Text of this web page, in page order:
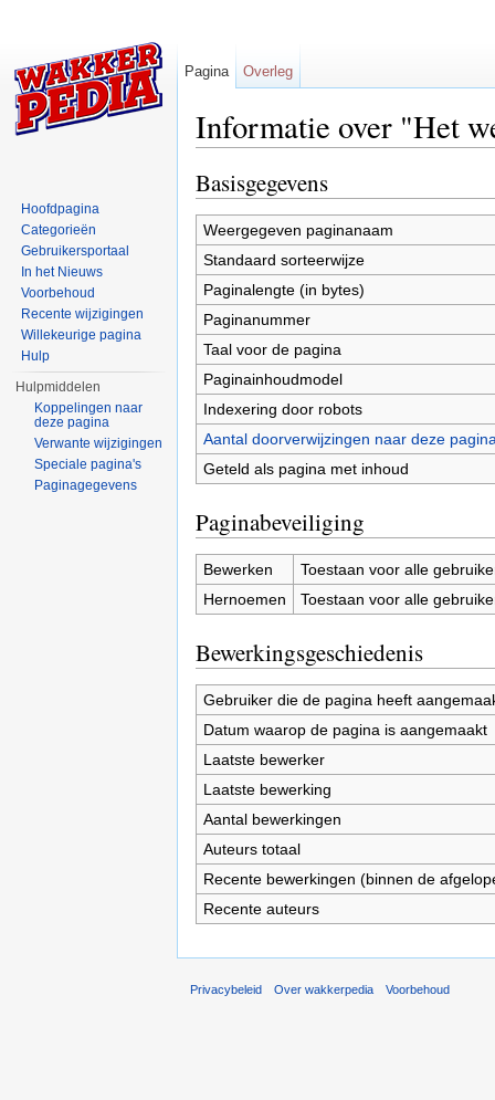
Informatie over "Het
Basisgegevens
Weergegeven paginanaam
Standaard sorteerwijze
Paginalengte (in bytes)
Paginanummer
Taal voor de pagina
Paginainhoudmodel
Indexering door robots
Aantal doorverwijzingen naar deze
Geteld als pagina met inhoud
Paginabeveiliging
Bewerken
Toestaan voor alle
Hernoemen
Toestaan voor alle
Bewerkingsgeschiedenis
Gebruiker die de pagina heeft
Datum waarop de pagina is aangemaakt
Laatste bewerker
Laatste bewerking
Aantal bewerkingen
Auteurs totaal
Recente bewerkingen (binnen de
Recente auteurs
Pagina Overleg
Hoofdpagina
Categorieën
Gebruikersportaal
In het Nieuws
Voorbehoud
Recente wijzigingen
Willekeurige pagina
Hulp
Hulpmiddelen
Koppelingen naar
deze pagina
Verwante wijzigingen
Speciale pagina's
Paginagegevens
Privacybeleid Over wakkerpedia Voorbehoud